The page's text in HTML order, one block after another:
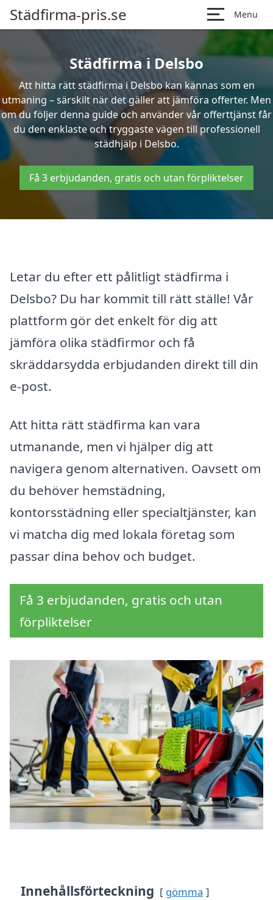
Städfirma-pris.se Menu
Städfirma i Delsbo
Att hitta rätt städfirma i Delsbo kan kännas som en
utmaning – särskilt när det gäller att jämföra offerter. Men
om du följer denna guide och använder vår offerttjänst får
du den enklaste och tryggaste vägen till professionell
städhjälp i Delsbo.
Få 3 erbjudanden, gratis och utan förpliktelser
Letar du efter ett pålitligt städfirma i
Delsbo? Du har kommit till rätt ställe! Vår
plattform gör det enkelt för dig att
jämföra olika städfirmor och få
skräddarsydda erbjudanden direkt till din
e-post.
Att hitta rätt städfirma kan vara
utmanande, men vi hjälper dig att
navigera genom alternativen. Oavsett om
du behöver hemstädning,
kontorsstädning eller specialtjänster, kan
vi matcha dig med lokala företag som
passar dina behov och budget.
Få 3 erbjudanden, gratis och utan
förpliktelser
Innehållsförteckning gömma